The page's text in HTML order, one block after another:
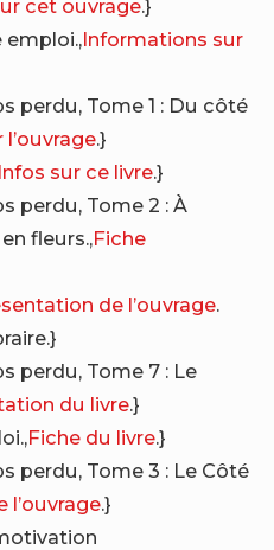
cet ouvrage.}
emploi.,Informations sur
perdu, Tome 1 : Du côté
l’ouvrage.}
Infos sur ce livre.}
perdu, Tome 2 : À
fleurs.,Fiche
de l’ouvrage.
perdu, Tome 7 : Le
du livre.}
Fiche du livre.}
perdu, Tome 3 : Le Côté
l’ouvrage.}